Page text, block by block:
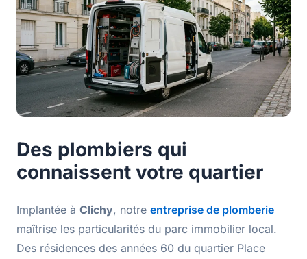
Des plombiers qui
connaissent votre quartier
Implantée à Clichy, notre entreprise de plomberie
maîtrise les particularités du parc immobilier local.
Des résidences des années 60 du quartier Place